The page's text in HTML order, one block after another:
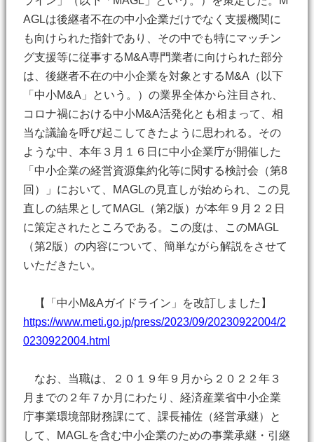
AGLは後継者不在の中小企業だけでなく支援機関に
も向けられた指針であり、その中でも特にマッチン
グ支援等に従事するM&A専門業者に向けられた部分
は、後継者不在の中小企業を対象とするM&A（以下
「中小M&A」という。）の業界全体から注目され、
コロナ禍における中小M&A活発化とも相まって、相
当な議論を呼び起こしてきたように思われる。その
ような中、本年３月１６日に中小企業庁が開催した
「中小企業の経営資源集約化等に関する検討会（第8
回）」において、MAGLの見直しが始められ、この見
直しの結果としてMAGL（第2版）が本年９月２２日
に策定されたところである。この度は、このMAGL
（第2版）の内容について、簡単ながら解説をさせて
いただきたい。
【「中小M&Aガイドライン」を改訂しました】
https://www.meti.go.jp/press/2023/09/20230922004/2
0230922004.html
なお、当職は、２０１９年９月から２０２２年３
月までの２年７か月にわたり、経済産業省中小企業
庁事業環境部財務課にて、課長補佐（経営承継）と
して、MAGLを含む中小企業のための事業承継・引継